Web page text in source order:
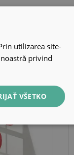
utilizarea site-
privind
VŠETKO